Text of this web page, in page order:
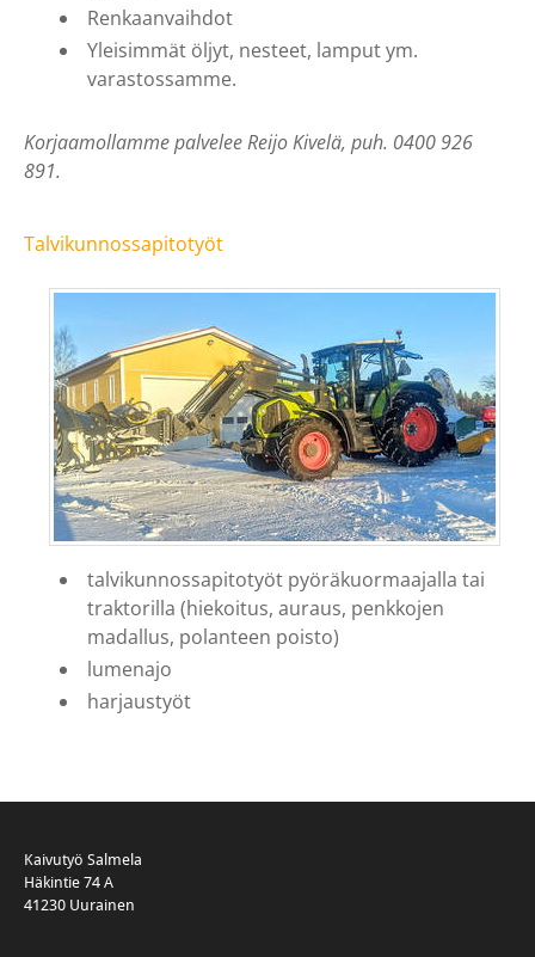
Renkaanvaihdot
Yleisimmät öljyt, nesteet, lamput ym.
varastossamme.
Korjaamollamme palvelee Reijo Kivelä, puh. 0400 926
891.
Talvikunnossapitotyöt
talvikunnossapitotyöt pyöräkuormaajalla tai
traktorilla (hiekoitus, auraus, penkkojen
madallus, polanteen poisto)
lumenajo
harjaustyöt
Kaivutyö Salmela
Häkintie 74 A
41230 Uurainen